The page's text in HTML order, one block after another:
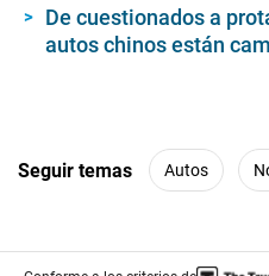
De cuestionados a
autos chinos están
Seguir temas Autos